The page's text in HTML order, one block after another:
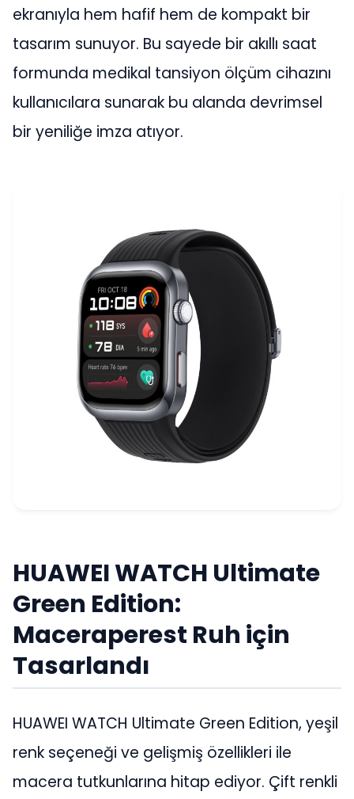
ekranıyla hem hafif hem de kompakt bir
tasarım sunuyor. Bu sayede bir akıllı saat
formunda medikal tansiyon ölçüm cihazını
kullanıcılara sunarak bu alanda devrimsel
bir yeniliğe imza atıyor.
HUAWEI WATCH Ultimate
Green Edition:
Maceraperest Ruh için
Tasarlandı
HUAWEI WATCH Ultimate Green Edition, yeşil
renk seçeneği ve gelişmiş özellikleri ile
macera tutkunlarına hitap ediyor. Çift renkli